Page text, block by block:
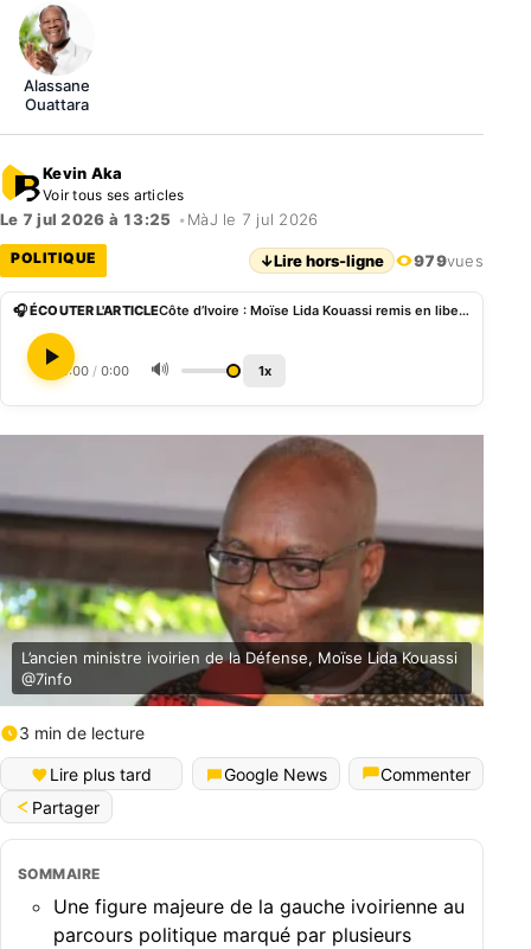
Alassane
Ouattara
Kevin Aka
Voir tous ses articles
Le 7 jul 2026 à 13:25 • MàJ le 7 jul 2026
POLITIQUE ↓Lire hors-ligne 979vues
🎧 ÉCOUTER L'ARTICLE Côte d’Ivoire : Moïse Lida Kouassi remis en liberté après près d’un an de détention
0:00 / 0:00 🔊 1x
L’ancien ministre ivoirien de la Défense, Moïse Lida Kouassi
@7info
3 min de lecture
Lire plus tard Google News
Commenter
Partager
SOMMAIRE
Une figure majeure de la gauche ivoirienne au
parcours politique marqué par plusieurs